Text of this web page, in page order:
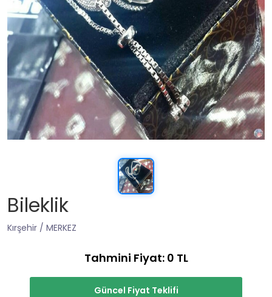
Bileklik
Kırşehir / MERKEZ
Tahmini Fiyat: 0 TL
Güncel Fiyat Teklifi